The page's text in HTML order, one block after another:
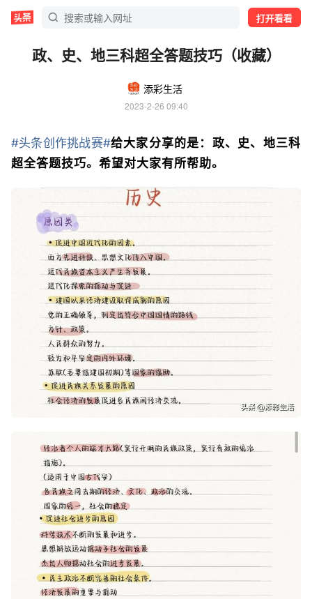
打开看看
政、史、地三科超全答题技巧（收藏）
添彩生活
2023-2-26 09:40
#头条创作挑战赛#给大家分享的是：政、史、地三科
超全答题技巧。希望对大家有所帮助。